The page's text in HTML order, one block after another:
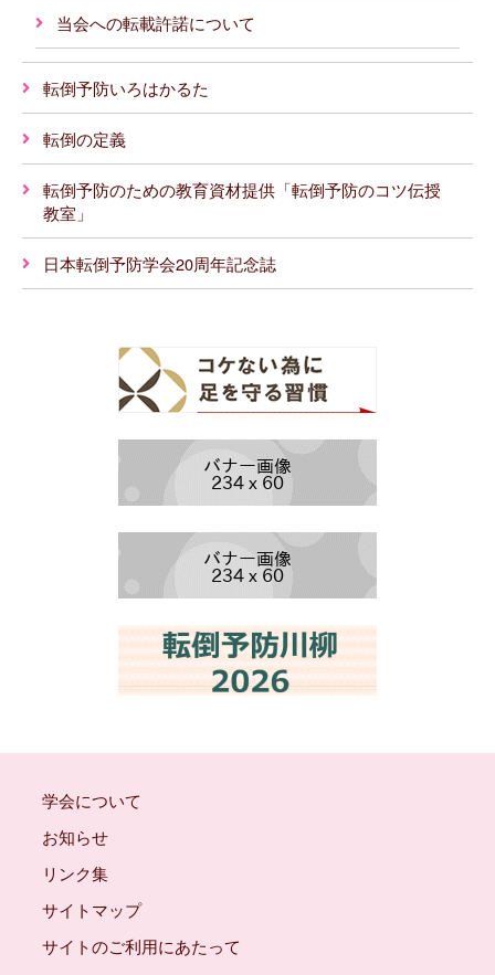
当会への転載許諾について
転倒予防いろはかるた
転倒の定義
転倒予防のための教育資材提供「転倒予防のコツ伝授
教室」
日本転倒予防学会20周年記念誌
学会について
お知らせ
リンク集
サイトマップ
サイトのご利用にあたって